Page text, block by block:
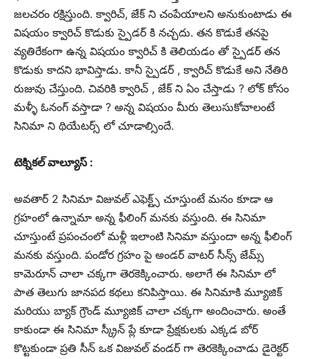
జలచరం రక్షిస్తుంది. క్వారిచ్, జేక్ ని చంపేయాలని అనుకుంటాడు ఈ
విషయం క్వారిచ్ కొడుకు స్పైడర్ కి నచ్చదు. తన కొడుకే తనపై
వ్యతిరేకంగా ఉన్న విషయం క్వారిచ్ కి తెలియడం తో స్పైడర్ తన
కొడుకు కాదని భావిస్తాడు. కానీ స్పైడర్ , క్వారిచ్ కొడుకే అని నేతిరి
రుజువు చేస్తుంది. చివరికి క్వారిచ్ , జేక్ ని ఏం చేస్తాడు ? లోక్ కోసం
మళ్ళీ ఓనంగ్ వస్తాడా ? అన్న విషయం మీరు తెలుసుకోవాలంటే
సినిమా ని థియేటర్స్ లో చూడాల్సిందే.
టెక్నికల్ వాల్యూస్ :
అవతార్ 2 సినిమా విజువల్ ఎఫెక్ట్స్ చూస్తుంటే మనం కూడా ఆ
గ్రహంలో ఉన్నామా అన్న ఫీలింగ్ మనకు వస్తుంది. ఈ సినిమా
చూస్తుంటే ప్రపంచంలో మళ్లీ ఇలాంటి సినిమా వస్తుందా అన్న ఫీలింగ్
మనకు వస్తుంది. పండోర గ్రహం పై అండర్ వాటర్ సీన్స్ జేమ్స్
కామెరూన్ చాలా చక్కగా తెరకెక్కించారు. అలాగే ఈ సినిమా లో
పాత తెలుగు జానపద కథలు కనిపిస్తాయి. ఈ సినిమాకి మ్యూజిక్
మరియు బ్యాక్ గ్రౌండ్ మ్యూజిక్ చాలా చక్కగా అందించారు. అంతే
కాకుండా ఈ సినిమా స్క్రీన్ ప్లే కూడా ప్రేక్షకులకు ఎక్కడ బోర్
కొట్టకుండా ప్రతి సీన్ ఒక విజువల్ వండర్ గా తెరకెక్కించాడు డైరెక్టర్